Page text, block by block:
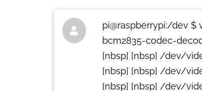

pi@raspberrypi:/dev
bcm2835-codec-
[nbsp] [nbsp] /dev/
[nbsp] [nbsp] /dev/
[nbsp] [nbsp] /dev/